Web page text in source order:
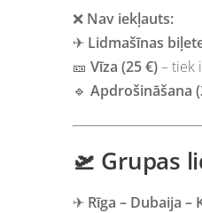
❌ Nav iekļauts:
✈ Lidmašīnas
🎫 Vīza (25 €)– tiek
🔹 Apdrošināšana
🛫 Grupas
✈ Rīga – Dubaija –